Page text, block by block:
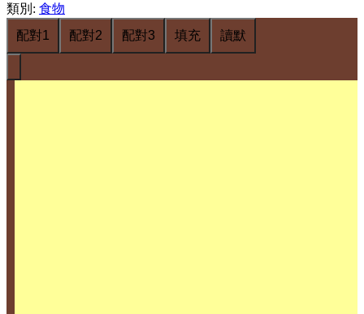
類別 : 食物
配對1
配對2 配對3 填充 讀默